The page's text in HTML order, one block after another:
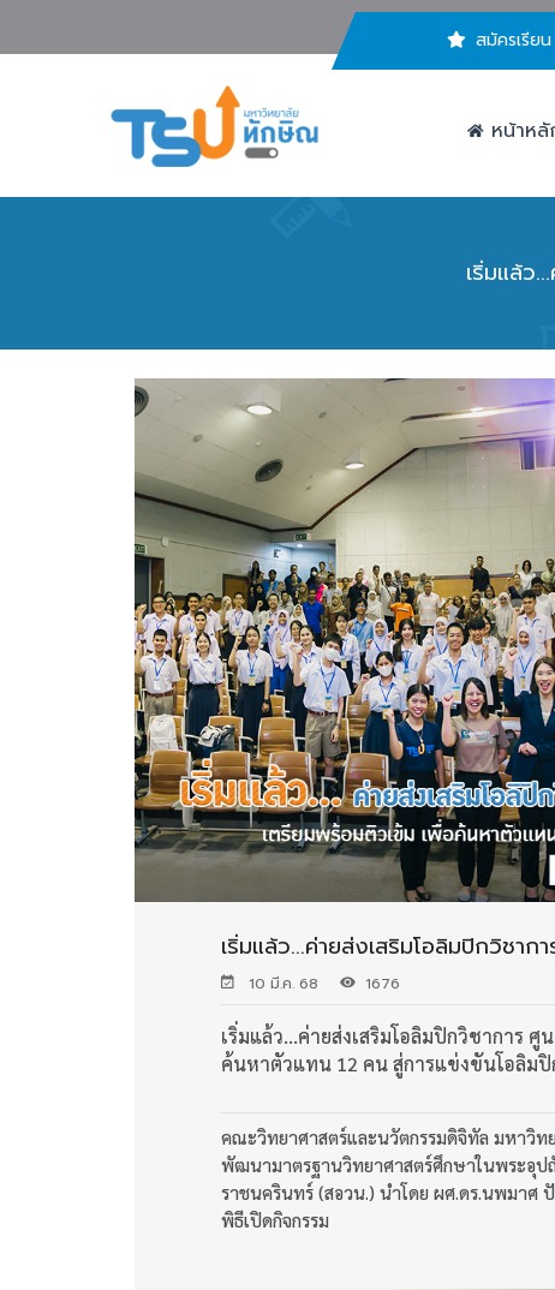
สมัครเรียน
หน้าหลั
เริ่มแล้ว
เริ่มแล้ว...ค่ายส่งเสริมโอลิมปิกวิช
10 มี.ค. 68 1676
เริ่มแล้ว...ค่ายส่งเสริมโอลิมปิกวิชาการ
ค้นหาตัวแทน 12 คน สู่การแข่งขันโอลิม
คณะวิทยาศาสตร์และนวัตกรรมดิจิทัล มหาวิท
พัฒนามาตรฐานวิทยาศาสตร์ศึกษาในพระอุป
ราชนครินทร์ (สอวน.) นำโดย ผศ.ดร.นพมาศ
พิธีเปิดกิจกรรม